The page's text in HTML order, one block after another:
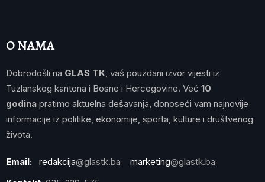
O NAMA
Dobrodošli na GLAS TK , vaš pouzdani izvor vijesti iz
Tuzlanskog kantona i Bosne i Hercegovine. Već 10
godina pratimo aktuelna dešavanja, donoseći vam najnovije
informacije iz politike, ekonomije, sporta, kulture i društvenog
života.
Email: redakcija@glastk.ba marketing@glastk.ba